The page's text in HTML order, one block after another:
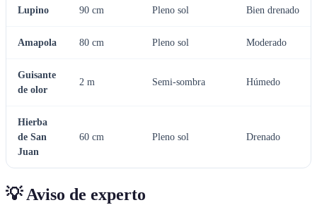
Lupino 90 cm Pleno sol Bien drenado
Amapola 80 cm Pleno sol Moderado
Guisante
de olor
2 m Semi-sombra Húmedo
Hierba
de San
Juan
60 cm Pleno sol Drenado
💡 Aviso de experto